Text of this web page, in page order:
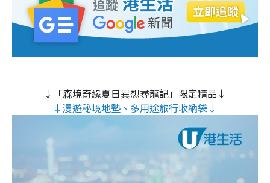
↓「森境奇緣夏日異想尋龍記」限定精品↓
↓漫遊秘境地墊、多用途旅行收納袋↓